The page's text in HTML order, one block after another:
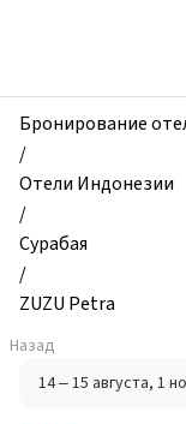
ZUZU
Petra,
Сурабая,
Индонезия
Бронирование
/
Отели Индонезии
/
Сурабая
/
ZUZU Petra
Назад
14 – 15 августа, 1